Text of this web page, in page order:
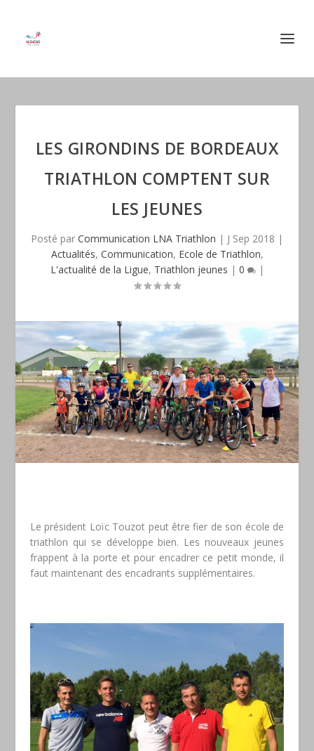
LES GIRONDINS DE BORDEAUX
TRIATHLON COMPTENT SUR
LES JEUNES
Posté par Communication LNA Triathlon | J Sep 2018 |
Actualités, Communication, Ecole de Triathlon,
L'actualité de la Ligue, Triathlon jeunes | 0 |
Le président Loïc Touzot peut être fier de son école de
triathlon qui se développe bien. Les nouveaux jeunes
frappent à la porte et pour encadrer ce petit monde, il
faut maintenant des encadrants supplémentaires.